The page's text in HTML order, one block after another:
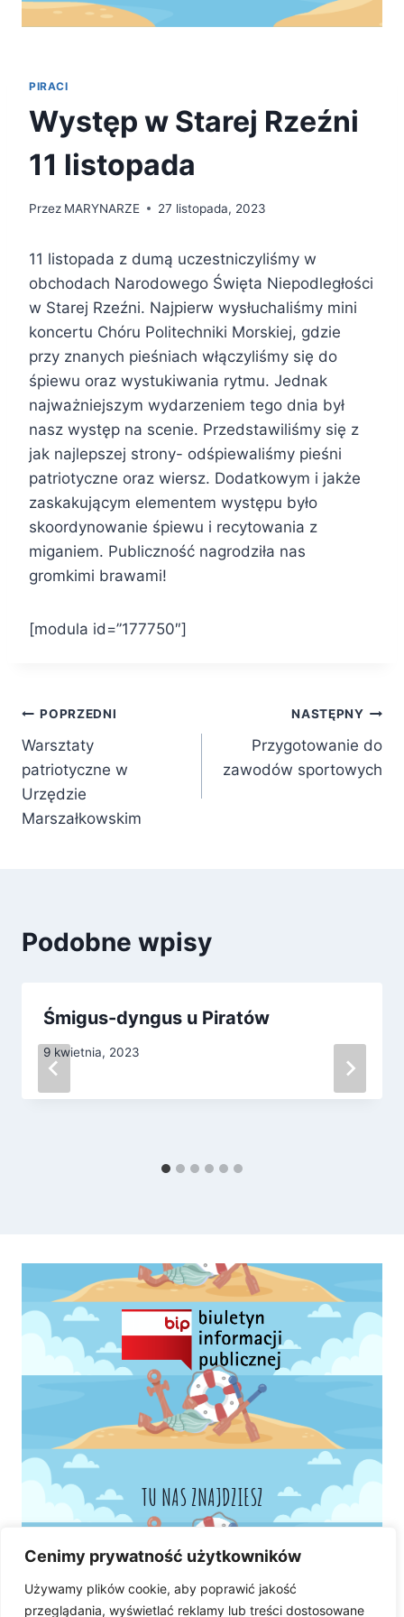
Cenimy prywatność użytkowników
Używamy plików cookie, aby poprawić jakość
przeglądania, wyświetlać reklamy lub treści dostosowane
PIRACI
Występ w Starej Rzeźni
11 listopada
Przez MARYNARZE 27 listopada, 2023
11 listopada z dumą uczestniczyliśmy w
obchodach Narodowego Święta Niepodległości
w Starej Rzeźni. Najpierw wysłuchaliśmy mini
koncertu Chóru Politechniki Morskiej, gdzie
przy znanych pieśniach włączyliśmy się do
śpiewu oraz wystukiwania rytmu. Jednak
najważniejszym wydarzeniem tego dnia był
nasz występ na scenie. Przedstawiliśmy się z
jak najlepszej strony- odśpiewaliśmy pieśni
patriotyczne oraz wiersz. Dodatkowym i jakże
zaskakującym elementem występu było
skoordynowanie śpiewu i recytowania z
miganiem. Publiczność nagrodziła nas
gromkimi brawami!
[modula id=”177750″]
Nawigacja
wpisu
POPRZEDNI
Warsztaty
patriotyczne w
Urzędzie
Marszałkowskim
NASTĘPNY
Przygotowanie do
zawodów sportowych
Podobne wpisy
Śmigus-dyngus u Piratów
9 kwietnia, 2023
TU NAS ZNAJDZIESZ